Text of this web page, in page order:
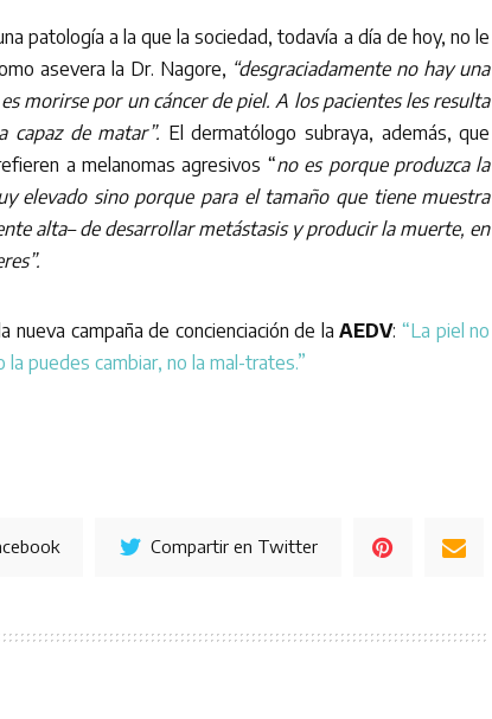
patología a la que la sociedad, todavía a día de hoy, no le
asevera la Dr. Nagore, “desgraciadamente no hay una
morirse por un cáncer de piel. A los pacientes les resulta
capaz de matar”. El dermatólogo subraya, además, que
a melanomas agresivos “no es porque produzca la
elevado sino porque para el tamaño que tiene muestra
alta– de desarrollar metástasis y producir la muerte, en
nueva campaña de concienciación de laAEDV:“La piel no
la puedes cambiar, no la mal-trates.”
Compartir en Twitter